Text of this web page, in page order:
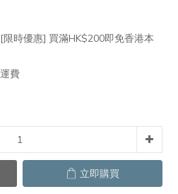
限時優惠] 買滿HK$200即免香港本
費
立即購買